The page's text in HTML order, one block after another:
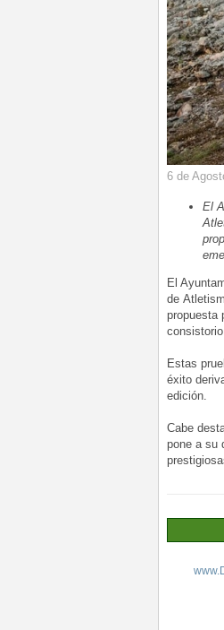
6 de
El
El
de
propuesta
Estas
éxito
edición.
Cabe
pone a su